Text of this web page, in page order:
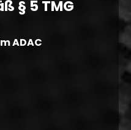
§ 5 TMG
ADAC